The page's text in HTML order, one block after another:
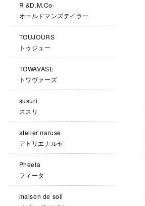
R &D.M.Co-
オールドマンズテイラー
TOUJOURS
トゥジュー
TOWAVASE
トワヴァーズ
susuri
ススリ
atelier naruse
アトリエナルセ
Pheeta
フィータ
maison de soil